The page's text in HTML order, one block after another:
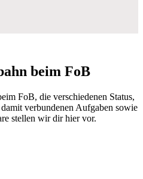
beim FoB
FoB, die verschiedenen Status,
verbundenen Aufgaben sowie
stellen wir dir hier vor.